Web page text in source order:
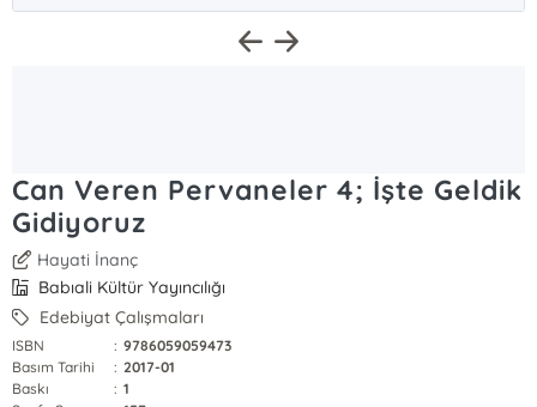
Can Veren Pervaneler 4; İşte Geldik
Gidiyoruz
Hayati İnanç
Babıali Kültür Yayıncılığı
Edebiyat Çalışmaları
ISBN : 9786059059473
Basım Tarihi
: 2017-01
Baskı
: 1